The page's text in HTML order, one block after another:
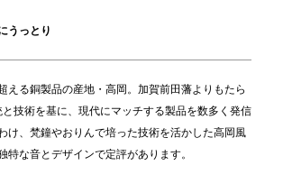
うっとり
える銅製品の産地・高岡。加賀前田藩よりもたら
と技術を基に、現代にマッチする製品を数多く発信
け、梵鐘やおりんで培った技術を活かした高岡風
特な音とデザインで定評があります。